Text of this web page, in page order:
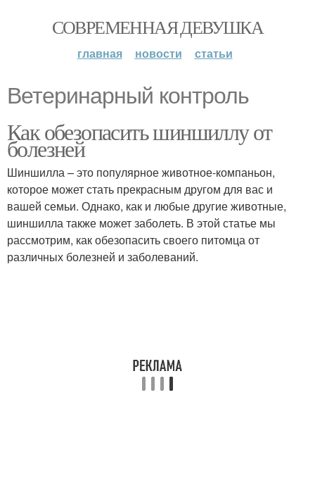
СОВРЕМЕННАЯ ДЕВУШКА
главная новости статьи
Ветеринарный контроль
Как обезопасить шиншиллу от
болезней
Шиншилла – это популярное животное-компаньон,
которое может стать прекрасным другом для вас и
вашей семьи. Однако, как и любые другие животные,
шиншилла также может заболеть. В этой статье мы
рассмотрим, как обезопасить своего питомца от
различных болезней и заболеваний.